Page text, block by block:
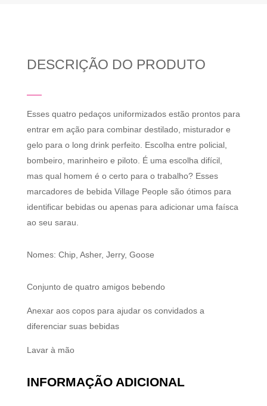
DESCRIÇÃO DO PRODUTO
Esses quatro pedaços uniformizados estão prontos para
entrar em ação para combinar destilado, misturador e
gelo para o long drink perfeito. Escolha entre policial,
bombeiro, marinheiro e piloto. É uma escolha difícil,
mas qual homem é o certo para o trabalho? Esses
marcadores de bebida Village People são ótimos para
identificar bebidas ou apenas para adicionar uma faísca
ao seu sarau.
Nomes: Chip, Asher, Jerry, Goose
Conjunto de quatro amigos bebendo
Anexar aos copos para ajudar os convidados a
diferenciar suas bebidas
Lavar à mão
INFORMAÇÃO ADICIONAL